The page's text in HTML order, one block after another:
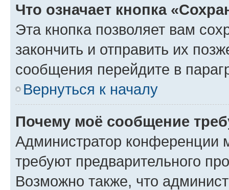
Что означает кнопка
Эта кнопка позволяет вам
закончить и отправить их
сообщения перейдите в
Вернуться к началу
Почему моё сообщение
Администратор конференции
требуют предварительного
Возможно также, что